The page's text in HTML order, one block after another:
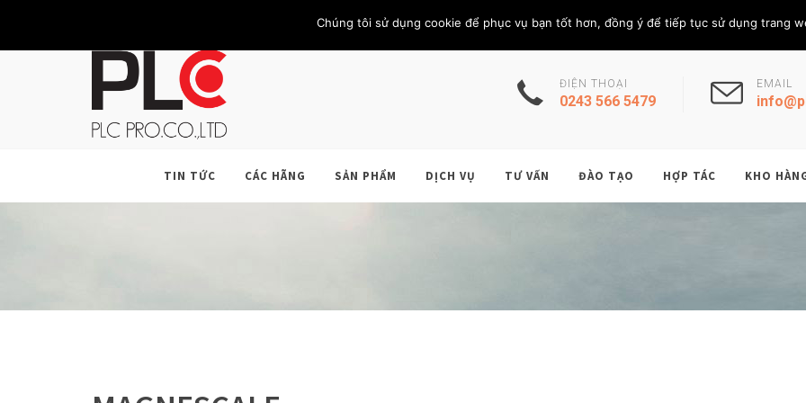
KHÁCH HÀNG LIÊN HỆ THÀNH VIÊN Thứ Năm, 6/8/
ĐIỆN THOẠI
0243 566 5479
EMAIL
TIN TỨC CÁC HÃNG SẢN PHẨM DỊCH VỤ TƯ VẤN ĐÀO TẠO HỢP TÁC KHO
Chúng tôi sử dụng cookie để phục vụ bạn tốt hơn, đồng ý để tiếp tục sử dụng trang